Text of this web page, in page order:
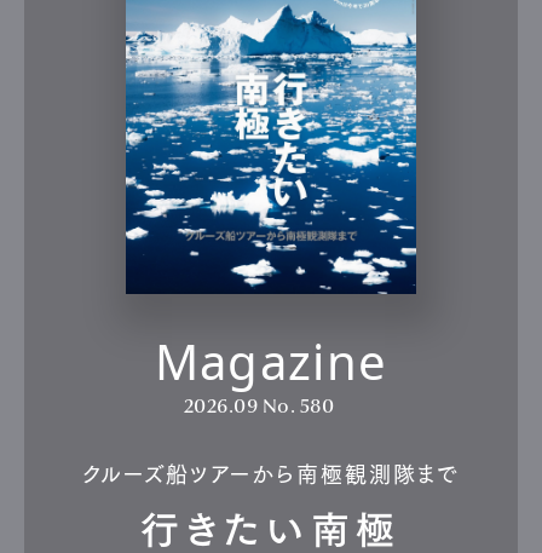
Magazine
2026.09 No. 580
クルーズ船ツアーから南極観測隊まで
行きたい南極